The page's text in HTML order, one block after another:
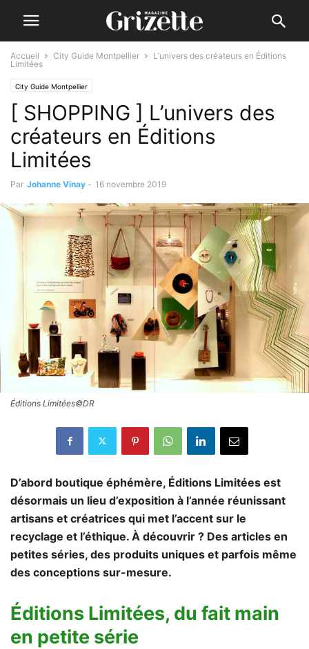
Accueil City Guide Montpellier
L’univers des créateurs en Éditions
Limitées
City Guide Montpellier
[ SHOPPING ] L’univers des
créateurs en Éditions
Limitées
Par Johanne Vinay - 16 novembre 2019
Éditions Limitées©DR
D’abord boutique éphémère, Éditions Limitées est
désormais un lieu d’exposition à l’année réunissant
artisans et créatrices qui met l’accent sur le
recyclage et l’éthique. À découvrir ? Des articles en
petites séries, des produits uniques et parfois même
des conceptions sur-mesure.
Éditions Limitées, du fait main
en petite série